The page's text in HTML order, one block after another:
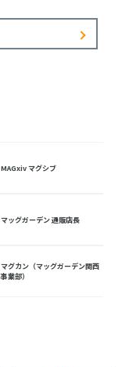
MAGxiv マグシブ
マッグガーデン 通販店長
マグカン（マッグガーデン関西
事業部）